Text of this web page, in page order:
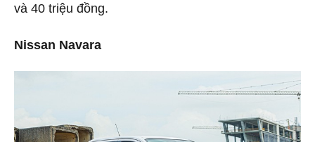
và 40 triệu đồng.
Nissan Navara